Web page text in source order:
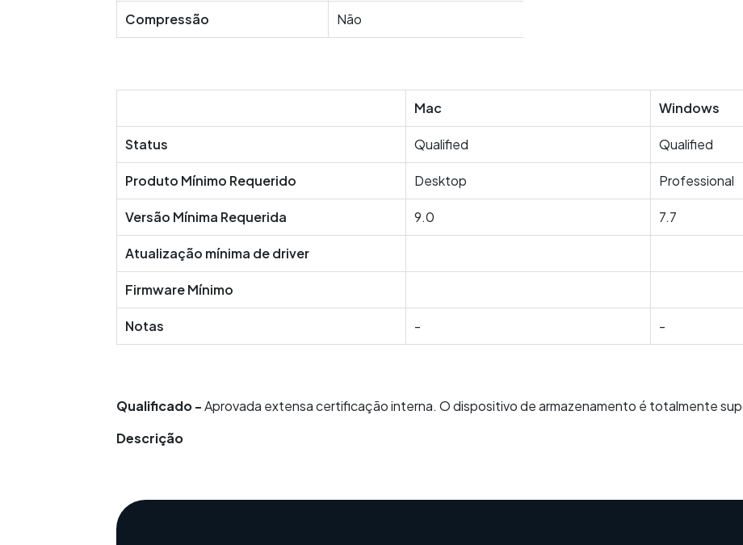
Compressão Não
Mac Windows
Status Qualified Qualified
Produto Mínimo Requerido Desktop Professional
Versão Mínima Requerida 9.0 7.7
Atualização mínima de driver
Firmware Mínimo
Notas - -
Qualificado -Aprovada extensa certificação interna. O dispositivo de armazenamento é totalmente
Descrição